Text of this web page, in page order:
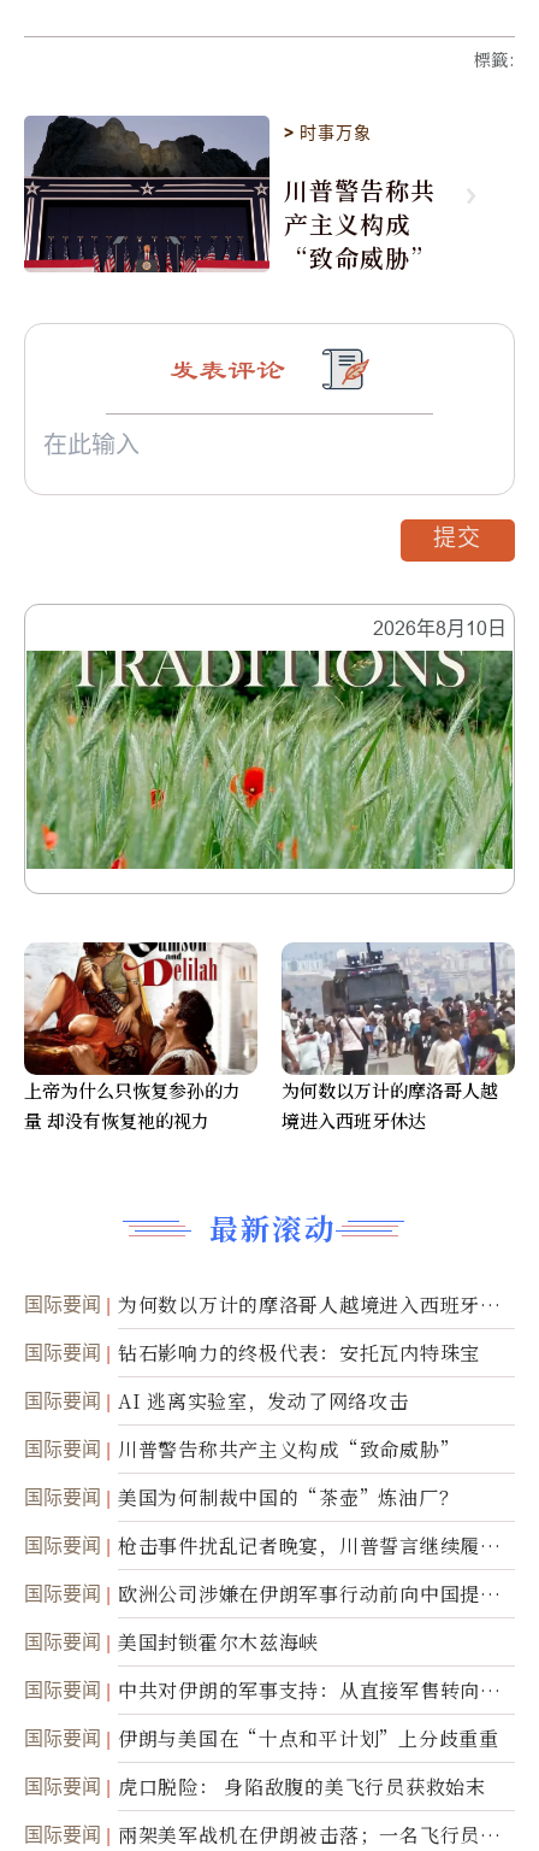
標籤:
> 时事万象
川普警告称共
产主义构成
“致命威胁”
2026年8月10日
最新滚动
国际要闻
为何数以万计的摩洛哥人越境进入西班牙休
达
国际要闻 钻石影响力的终极代表：安托瓦内特珠宝
国际要闻 AI 逃离实验室，发动了网络攻击
国际要闻 川普警告称共产主义构成“致命威胁”
国际要闻 美国为何制裁中国的“茶壶”炼油厂？
国际要闻
枪击事件扰乱记者晚宴，川普誓言继续履行
职责
国际要闻
欧洲公司涉嫌在伊朗军事行动前向中国提供
美军基地的卫星图像
国际要闻 美国封锁霍尔木兹海峡
国际要闻
中共对伊朗的军事支持：从直接军售转向间
接技术转让
国际要闻 伊朗与美国在“十点和平计划”上分歧重重
国际要闻 虎口脱险： 身陷敌腹的美飞行员获救始末
国际要闻
兩架美军战机在伊朗被击落；一名飞行员失
发表评论
提交
上帝为什么只恢复参孙的力
量 却没有恢复祂的视力
为何数以万计的摩洛哥人越
境进入西班牙休达